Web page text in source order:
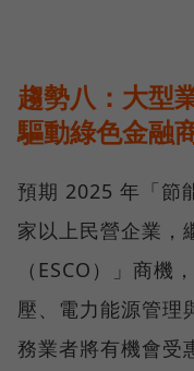
趨勢八：大型
驅動綠色金融
預期 2025 年「節
家以上民營企業，
（ESCO）」商機
壓、電力能源管理
務業者將有機會受